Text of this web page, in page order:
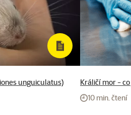
unguiculatus)
Králičí mor -
10 min. čtení